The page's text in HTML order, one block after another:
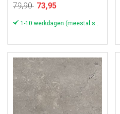
79,90 Speciale
73,95